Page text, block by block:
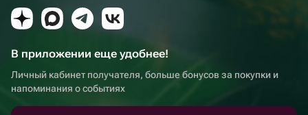
В приложении еще удобнее!
Личный кабинет получателя, больше бонусов за покупки и
напоминания о событиях